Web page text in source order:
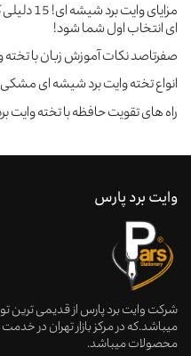
مزایای
ای انتخاب اول شما شود!
صفرتاصد نکات آموزش زبان با تخته
انواع تخته وایت برد شیشه ای
راه های تقویت حافظه با تخته وایت برد !(3تمرین سریع و
وایت برد پارس
شرکت وایت برد پارس از قدیمی ترین
میباشد.که در مرکز بازار تهران در
محصولات میباشد.